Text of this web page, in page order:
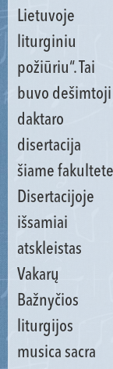
Lietuvoje
liturginiu
požiūriu“. Tai
buvo dešimtoji
daktaro
disertacija
šiame
Disertacijoje
išsamiai
atskleistas
Vakarų
Bažnyčios
liturgijos
musica sacra